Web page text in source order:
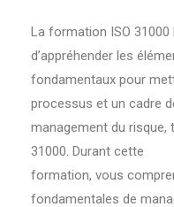
La formation ISO
d’appréhender les
fondamentaux pour
processus et un cadre
management du risque,
31000. Durant cette
formation, vous
fondamentales de